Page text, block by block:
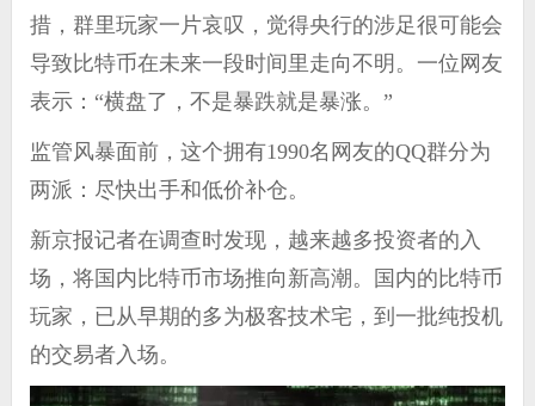
措，群里玩家一片哀叹，觉得央行的涉足很可能会
导致比特币在未来一段时间里走向不明。一位网友
表示：“横盘了，不是暴跌就是暴涨。”
监管风暴面前，这个拥有1990名网友的QQ群分为
两派：尽快出手和低价补仓。
新京报记者在调查时发现，越来越多投资者的入
场，将国内比特币市场推向新高潮。国内的比特币
玩家，已从早期的多为极客技术宅，到一批纯投机
的交易者入场。